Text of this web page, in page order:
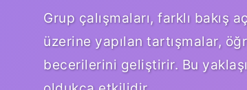
Grup çalışmaları, farklı bakış
üzerine yapılan tartışmalar,
becerilerini geliştirir. Bu